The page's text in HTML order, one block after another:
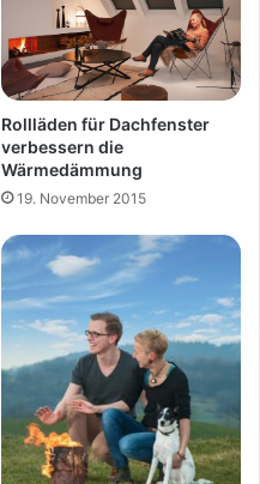
Rollläden für Dachfenster
verbessern die
Wärmedämmung
19. November 2015